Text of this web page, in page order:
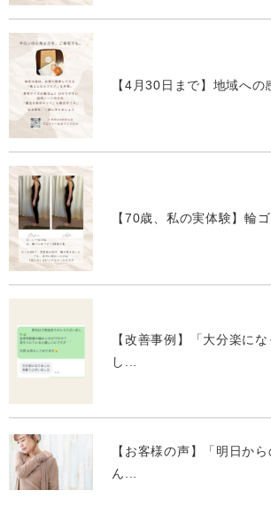
【4月30日まで】地域への
【70歳、私の実体験】輪
【改善事例】「大分楽に
し...
【お客様の声】「明日か
ん...